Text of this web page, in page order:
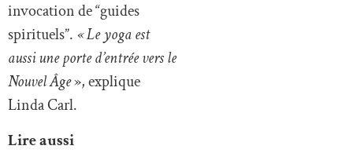
invocation de “guides
spirituels”. « Le yoga est
aussi une porte d’entrée vers le
Nouvel Âge», explique
Linda Carl.
Lire aussi